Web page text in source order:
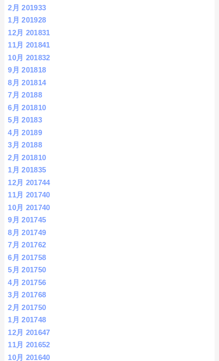
2月 201933
1月 201928
12月 201831
11月 201841
10月 201832
9月 201818
8月 201814
7月 20188
6月 201810
5月 20183
4月 20189
3月 20188
2月 201810
1月 201835
12月 201744
11月 201740
10月 201740
9月 201745
8月 201749
7月 201762
6月 201758
5月 201750
4月 201756
3月 201768
2月 201750
1月 201748
12月 201647
11月 201652
10月 201640